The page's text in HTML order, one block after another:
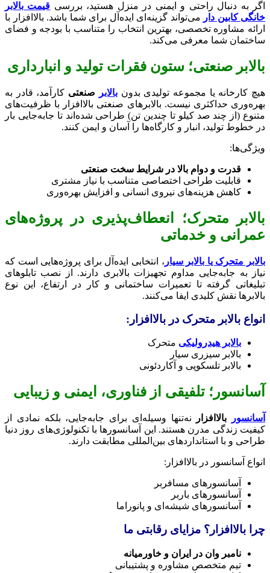
اگر به دنبال راحتی و ایمنی در منزل هستید، بررسی قیمت بالابر
خانگی کابین دار می‌تواند گزینه‌ای ایده‌آل برای شما باشد. بالاافزار با
ارائه مشاوره تخصصی، بهترین انتخاب را متناسب با بودجه و فضای
ساختمان شما معرفی می‌کند.
بالابر صنعتی؛ ستون فقرات تولید و انبارداری
هیچ کارخانه یا مجموعه تولیدی بدونبالابر صنعتی کارآمد، قادر به
بهره‌وری حداکثری نیست. بالابرهای صنعتی بالاافزار با ظرفیت‌های
متنوع (از چند صد کیلو تا چندین تن) طراحی شده‌اند تا جابه‌جایی بار
در خطوط تولید، انبار و کارگاه‌ها را آسان و ایمن کنند.
ویژگی‌ها:
قدرت و دوام بالا در شرایط سخت صنعتی
قابلیت طراحی اختصاصی متناسب با نیاز مشتری
کاهش هزینه‌های نیروی انسانی و افزایش بهره‌وری
بالابر متحرک؛ انعطاف‌پذیری در پروژه‌های
عمرانی و خدماتی
بالابر متحرک یا بالابر سیار ، انتخابی ایده‌آل برای پروژه‌هایی است که
نیاز به جابه‌جایی مداوم تجهیزات بالابری دارند. از نصب تابلوهای
تبلیغاتی گرفته تا تعمیرات ساختمانی و کار در ارتفاع، این نوع
بالابرها نقش کلیدی ایفا می‌کنند.
انواع بالابر متحرک در بالاافزار:
بالابر هیدرولیکی متحرک
بالابر سیزری سیار
بالابر تلسکوپی و آکاردئونی
آسانسور؛ تلفیقی از فناوری، ایمنی و زیبایی
آسانسور بالاافزار
نه‌تنها وسیله‌ای برای جابه‌جایی، بلکه نمادی از
کیفیت زندگی مدرن هستند. این آسانسورها با تکنولوژی‌های روز دنیا
طراحی و با استانداردهای بین‌المللی مطابقت دارند.
انواع آسانسور در بالاافزار:
آسانسورهای مسافربر
آسانسورهای باربر
آسانسورهای شیشه‌ای و پانوراما
چرا بالاافزار؟ مزایای رقابتی ما
نامبر وان در ایران و خاورمیانه
تیم متخصص مشاوره و پشتیبانی